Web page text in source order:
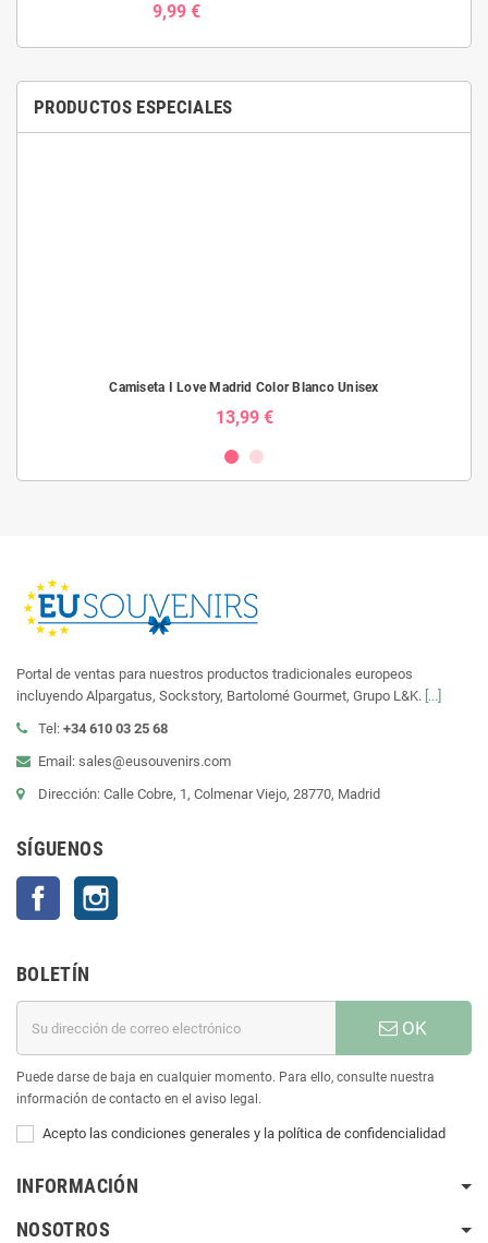
9,99 €
PRODUCTOS ESPECIALES
Camiseta I Love Madrid Color Blanco Unisex
13,99 €
Portal de ventas para nuestros productos tradicionales europeos
incluyendo Alpargatus, Sockstory, Bartolomé Gourmet, Grupo L&K. [...]
Tel: +34 610 03 25 68
Email: sales@eusouvenirs.com
Dirección: Calle Cobre, 1, Colmenar Viejo, 28770, Madrid
SÍGUENOS
Facebook
BOLETÍN
OK
Puede darse de baja en cualquier momento. Para ello, consulte nuestra
información de contacto en el aviso legal.
Acepto las condiciones generales y la política de confidencialidad
INFORMACIÓN
NOSOTROS